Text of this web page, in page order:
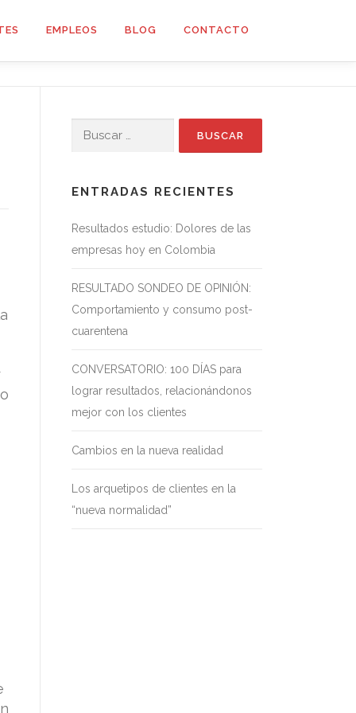
EMPLEOS BLOG CONTACTO
Buscar:
ENTRADAS RECIENTES
Resultados estudio: Dolores de las
empresas hoy en Colombia
RESULTADO SONDEO DE OPINIÓN:
Comportamiento y consumo post-
cuarentena
CONVERSATORIO: 100 DÍAS para
lograr resultados, relacionándonos
mejor con los clientes
Cambios en la nueva realidad
Los arquetipos de clientes en la
“nueva normalidad”